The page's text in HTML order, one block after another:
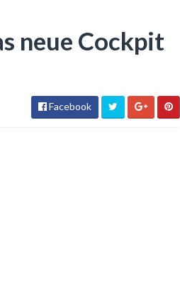
neue Cockpit
Facebook